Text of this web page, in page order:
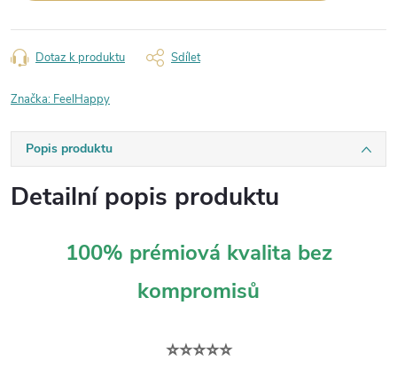
Dotaz k produktu Sdílet
Značka: FeelHappy
Popis produktu
Detailní popis produktu
100% prémiová kvalita bez
kompromisů
⭐⭐⭐⭐⭐